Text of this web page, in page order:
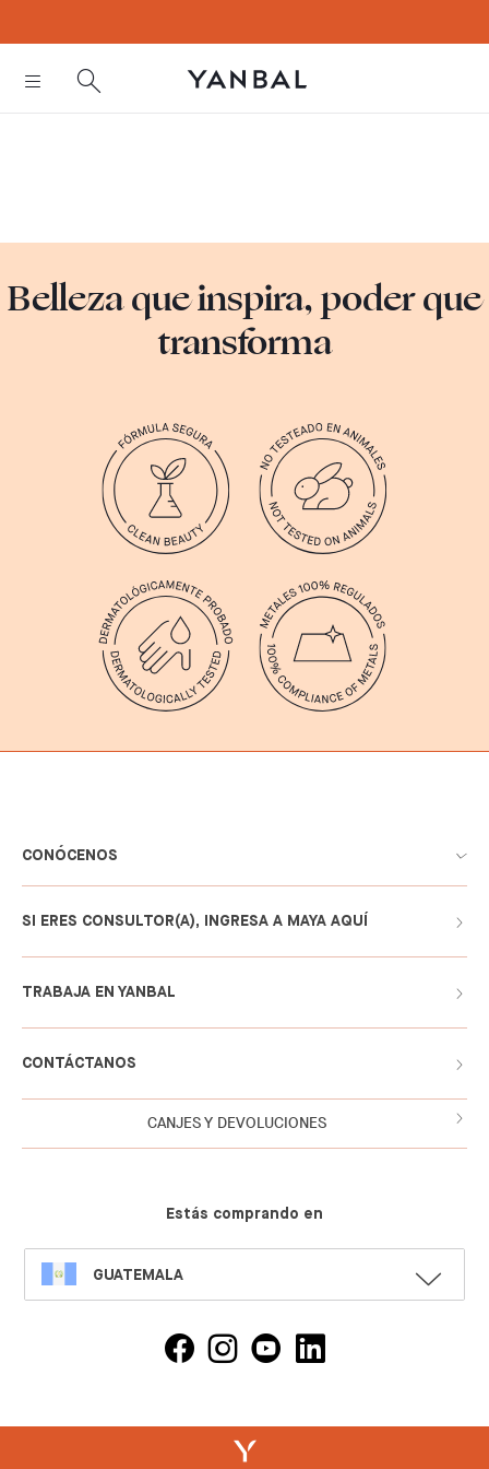
Belleza que inspira, poder que
transforma
CONÓCENOS
SI ERES CONSULTOR(A), INGRESA A MAYA AQUÍ
TRABAJA EN YANBAL
CONTÁCTANOS
CANJES Y DEVOLUCIONES
Estás comprando en
SELECT
LANGUAGE
GUATEMALA